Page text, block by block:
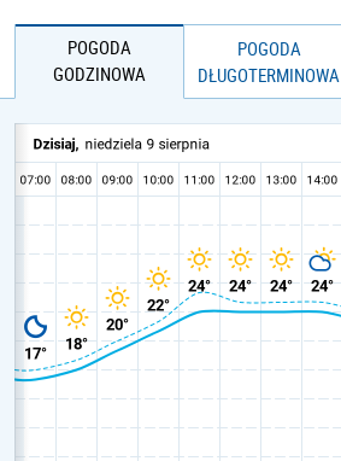
POGODA
GODZINOWA
POGODA
DŁUGOTERMINOWA